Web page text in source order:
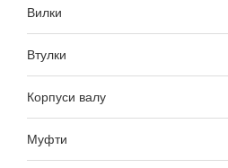
Вилки
Втулки
Корпуси валу
Муфти